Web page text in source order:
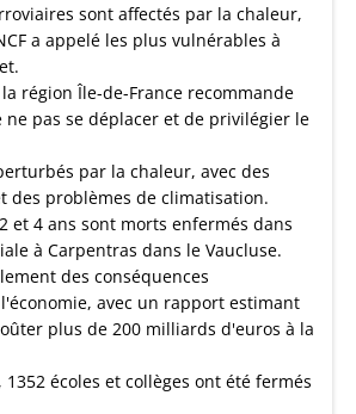
sont affectés par la chaleur,
a appelé les plus vulnérables à
région Île-de-France recommande
ne pas se déplacer et de privilégier le
par la chaleur, avec des
des problèmes de climatisation.
et 4 ans sont morts enfermés dans
à Carpentras dans le Vaucluse.
des conséquences
avec un rapport estimant
plus de 200 milliards d'euros à la
1352 écoles et collèges ont été fermés